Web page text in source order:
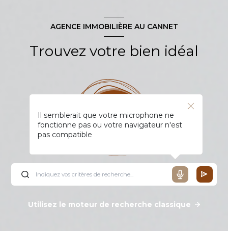
AGENCE IMMOBILIÈRE AU CANNET
Trouvez votre bien idéal
Il semblerait que votre microphone ne
fonctionne pas ou votre navigateur n'est
pas compatible
Utilisez le moteur de recherche classique